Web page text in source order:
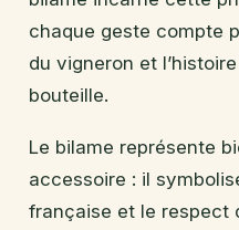
chaque geste compte
du vigneron et
bouteille.
Le bilame représente
accessoire : il
française et le respect